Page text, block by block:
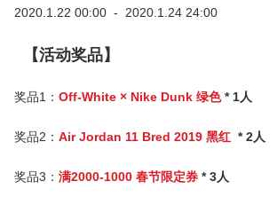
2020.1.22 00:00 - 2020.1.24 24:00
【活动奖品】
奖品1： Off-White × Nike Dunk 绿色* 1人
奖品2： Air Jordan 11 Bred 2019 黑红 * 2人
奖品3： 满2000-1000 春节限定券 * 3人